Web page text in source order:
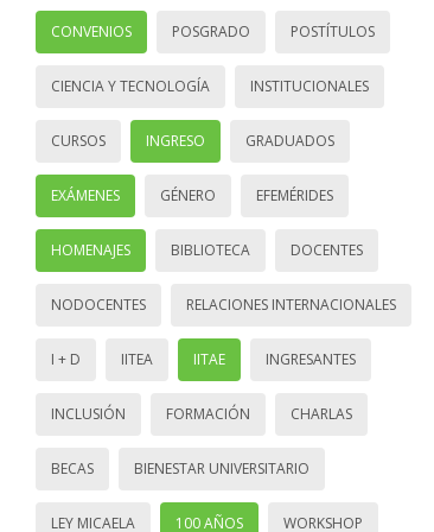
CONVENIOS POSGRADO POSTÍTULOS
CIENCIA Y TECNOLOGÍA INSTITUCIONALES
CURSOS INGRESO GRADUADOS
EXÁMENES GÉNERO EFEMÉRIDES
HOMENAJES BIBLIOTECA DOCENTES
NODOCENTES RELACIONES INTERNACIONALES
I + D IITEA IITAE INGRESANTES
INCLUSIÓN FORMACIÓN CHARLAS
BECAS BIENESTAR UNIVERSITARIO
LEY MICAELA 100 AÑOS WORKSHOP